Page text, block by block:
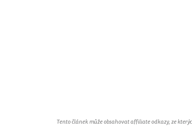
Tento článek může obsahovat affiliate odkazy, ze